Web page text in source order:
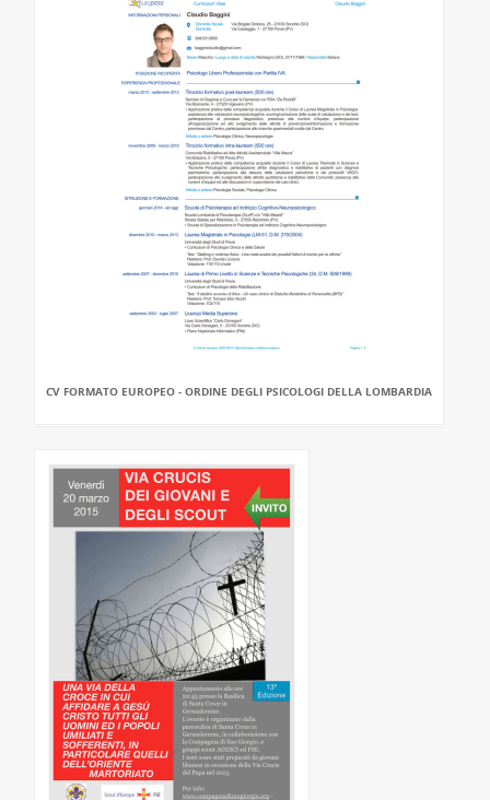
CV FORMATO EUROPEO - ORDINE DEGLI PSICOLOGI DELLA LOMBARDIA